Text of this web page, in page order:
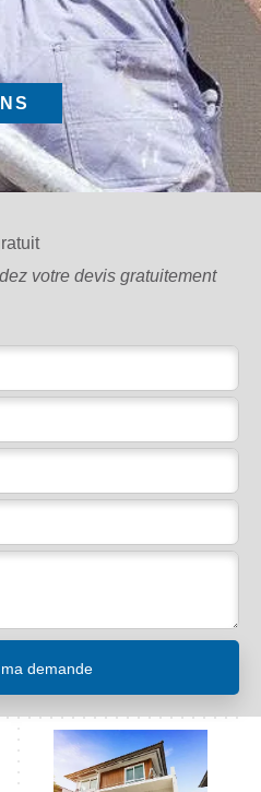
votre devis gratuitement